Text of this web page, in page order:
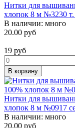
Нитки для
хлопок 8 м №3230
В наличии: много
20.00 руб
19 руб
В корзину
Нитки для
хлопок 8 м №0917
В наличии: много
20.00 руб